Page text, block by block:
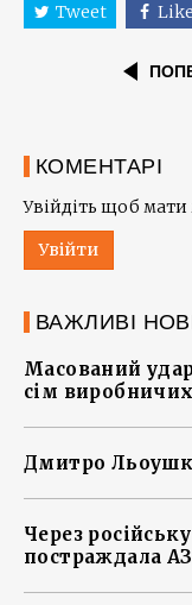
Tweet Like
КОМЕНТАРІ
Увійдіть щоб
Увійти
ВАЖЛИВІ
Масований
сім
Дмитро
Через
постраждала